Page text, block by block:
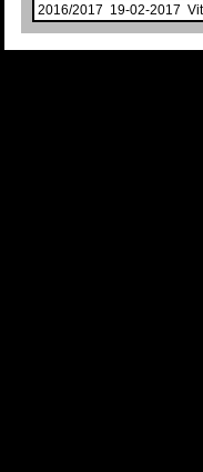
2016/2017 19-02-2017